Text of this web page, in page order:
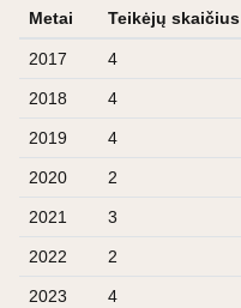
Metai Teikėjų skaičius
2017 4
2018 4
2019 4
2020 2
2021 3
2022 2
2023 4